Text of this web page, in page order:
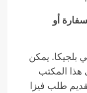
أو
بلجيكا. يمكن
هذا المكتب
طلب فيزا